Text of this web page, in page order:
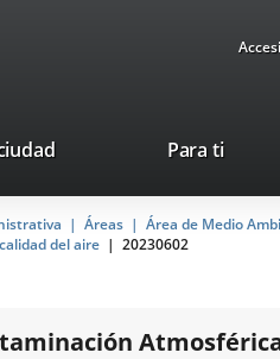
Para ti
Áreas Área de Medio
del aire 20230602